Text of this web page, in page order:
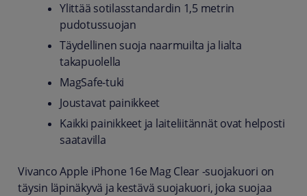
Ylittää sotilasstandardin 1,5 metrin
pudotussuojan
Täydellinen suoja naarmuilta ja lialta
takapuolella
MagSafe-tuki
Joustavat painikkeet
Kaikki painikkeet ja laiteliitännät ovat helposti
saatavilla
Vivanco Apple iPhone 16e Mag Clear -suojakuori on
täysin läpinäkyvä ja kestävä suojakuori, joka suojaa